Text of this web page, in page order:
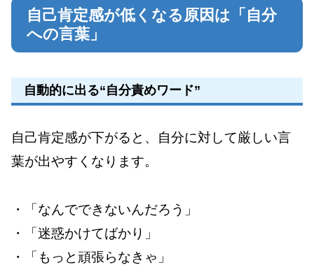
自己肯定感が低くなる原因は「自分
への言葉」
自動的に出る“自分責めワード”
自己肯定感が下がると、自分に対して厳しい言
葉が出やすくなります。
・「なんでできないんだろう」
・「迷惑かけてばかり」
・「もっと頑張らなきゃ」